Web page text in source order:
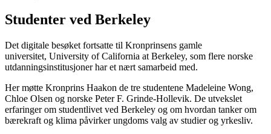
Studenter ved Berkeley
Det digitale besøket fortsatte til Kronprinsens gamle
universitet, University of California at Berkeley, som flere norske
utdanningsinstitusjoner har et nært samarbeid med.
Her møtte Kronprins Haakon de tre studentene Madeleine Wong,
Chloe Olsen og norske Peter F. Grinde-Hollevik. De utvekslet
erfaringer om studentlivet ved Berkeley og om hvordan tanker om
bærekraft og klima påvirker ungdoms valg av studier og yrkesliv.